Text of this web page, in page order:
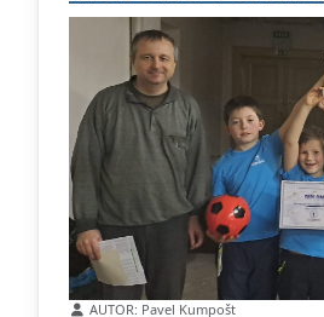
AUTOR: Pavel Kumpošt